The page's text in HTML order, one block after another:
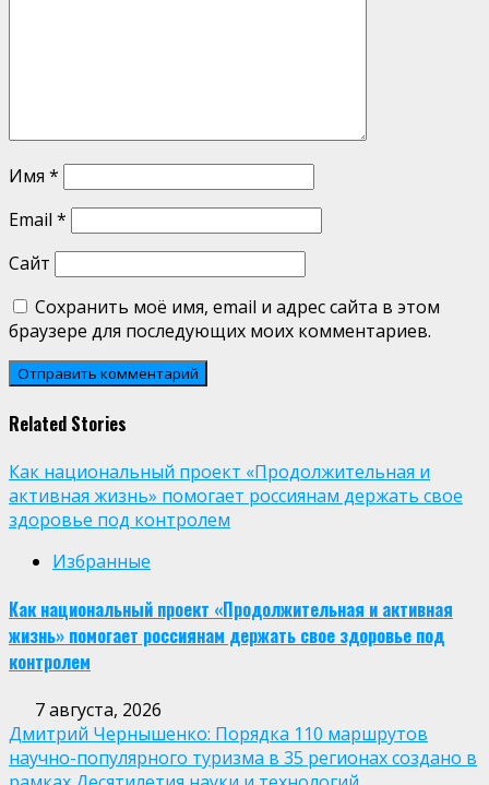
Имя *
Email *
Сайт
Сохранить моё имя, email и адрес сайта в этом
браузере для последующих моих комментариев.
Related Stories
Как национальный проект «Продолжительная и
активная жизнь» помогает россиянам держать свое
здоровье под контролем
Избранные
Как национальный проект «Продолжительная и активная
жизнь» помогает россиянам держать свое здоровье под
контролем
7 августа, 2026
Дмитрий Чернышенко: Порядка 110 маршрутов
научно-популярного туризма в 35 регионах создано в